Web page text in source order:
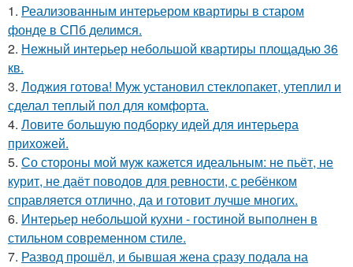
1. Реализованным интерьером квартиры в старом
фонде в СПб делимся.
2. Нежный интерьер небольшой квартиры площадью 36
кв.
3. Лоджия готова! Муж установил стеклопакет, утеплил и
сделал теплый пол для комфорта.
4. Ловите большую подборку идей для интерьера
прихожей.
5. Со стороны мой муж кажется идеальным: не пьёт, не
курит, не даёт поводов для ревности, с ребёнком
справляется отлично, да и готовит лучше многих.
6. Интерьер небольшой кухни - гостиной выполнен в
стильном современном стиле.
7. Развод прошёл, и бывшая жена сразу подала на